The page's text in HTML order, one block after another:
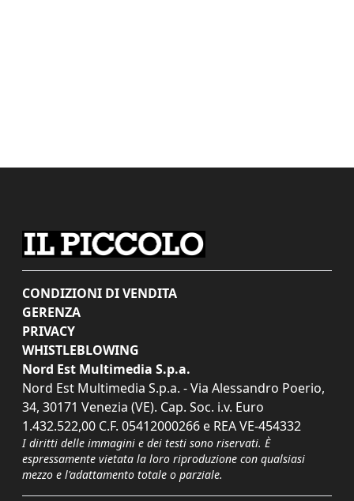
CONDIZIONI DI VENDITA
GERENZA
PRIVACY
WHISTLEBLOWING
Nord Est Multimedia S.p.a.
Nord Est Multimedia S.p.a. - Via Alessandro Poerio,
34, 30171 Venezia (VE). Cap. Soc. i.v. Euro
1.432.522,00 C.F. 05412000266 e REA VE-454332
I diritti delle immagini e dei testi sono riservati. È
espressamente vietata la loro riproduzione con qualsiasi
mezzo e l'adattamento totale o parziale.